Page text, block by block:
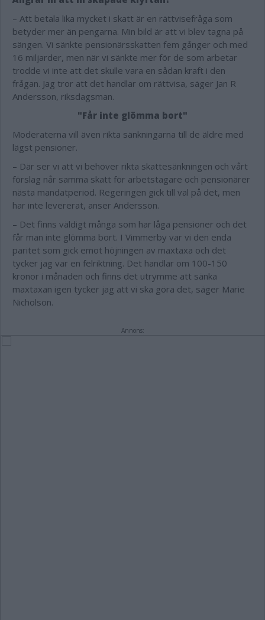
– Att betala lika mycket i skatt är en rättvisefråga som
betyder mer än pengarna. Min bild är att vi blev tagna på
sängen. Vi sänkte pensionärsskatten fem gånger och med
16 miljarder, men när vi sänkte mer för de som arbetar
trodde vi inte att det skulle vara en sådan kraft i den
frågan. Jag tror att det handlar om rättvisa, säger Jan R
Andersson, riksdagsman.
"Får inte glömma bort"
Moderaterna vill även rikta sänkningarna till de äldre med
lägst pensioner.
– Där ser vi att vi behöver rikta skattesänkningen och vårt
förslag når samma skatt för arbetstagare och pensionärer
nästa mandatperiod. Regeringen gick till val på det, men
har inte levererat, anser Andersson.
– Det finns väldigt många som har låga pensioner och det
får man inte glömma bort. I Vimmerby var vi den enda
paritet som gick emot höjningen av maxtaxa och det
tycker jag var en felriktning. Det handlar om 100-150
kronor i månaden och finns det utrymme att sänka
maxtaxan igen tycker jag att vi ska göra det, säger Marie
Nicholson.
Annons: